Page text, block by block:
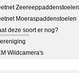
Zeereeppaddenstoelen
Moeraspaddenstoelen
deze soort er nog?
Wildcamera's